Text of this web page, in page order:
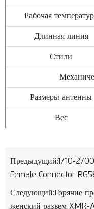
Рабочая
Длинная линия
Стили
Размеры антенны
Вес
Предыдущий:1710-
Female Connector
Следующий:Горячие
женский разъем XMR-